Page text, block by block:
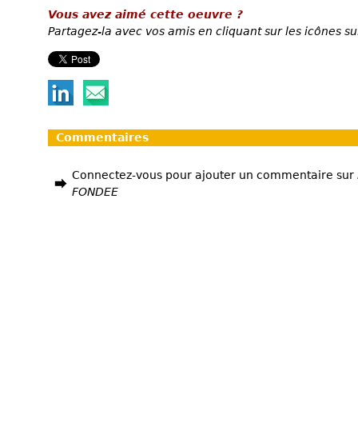
Vous avez aimé cette oeuvre ?
Partagez-la avec vos amis en cliquant sur les icônes
Commentaires
Connectez-vous pour ajouter un commentaire sur
FONDEE